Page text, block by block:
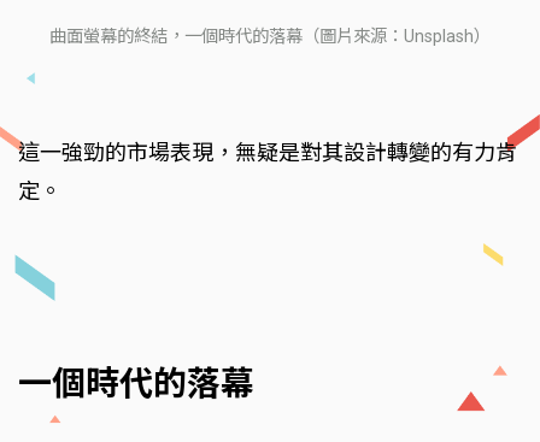
曲面螢幕的終結，一個時代的落幕（圖片來源：Unsplash）
這一強勁的市場表現，無疑是對其設計轉變的有力肯
定。
一個時代的落幕